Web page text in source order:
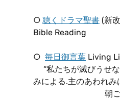
○ 聴くドラマ聖書 (新
Bible Reading
○ 毎日御言葉 Living
“私たちが滅びうせ
みによる.主のあわれ
朝ごとに新